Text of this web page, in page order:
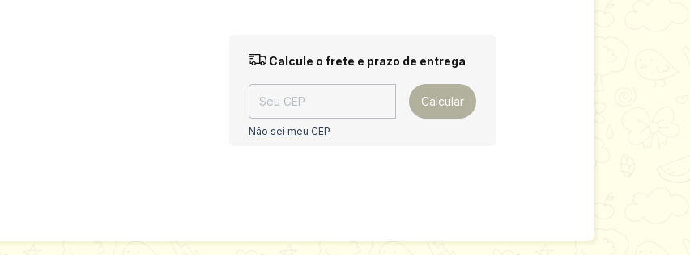
Entregas para o CEP: Alterar CEP
Calcule o frete e prazo de entrega
Calcular
Não sei meu CEP